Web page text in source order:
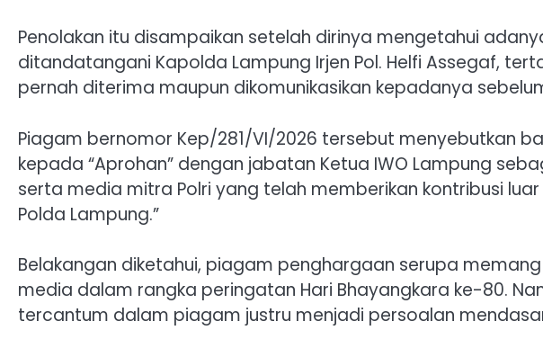
Penolakan itu disampaikan setelah dirinya mengetahui
ditandatangani Kapolda Lampung Irjen Pol. Helfi Assegaf,
pernah diterima maupun dikomunikasikan kepadanya
Piagam bernomor Kep/281/VI/2026 tersebut menyebutkan
kepada “Aprohan” dengan jabatan Ketua IWO Lampung
serta media mitra Polri yang telah memberikan kontribusi
Polda Lampung.”
Belakangan diketahui, piagam penghargaan serupa
media dalam rangka peringatan Hari Bhayangkara ke-80.
tercantum dalam piagam justru menjadi persoalan